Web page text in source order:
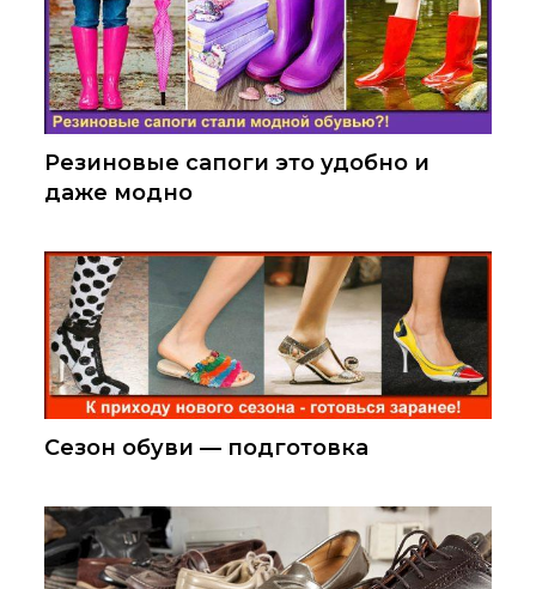
Резиновые сапоги это удобно и
даже модно
Сезон обуви — подготовка